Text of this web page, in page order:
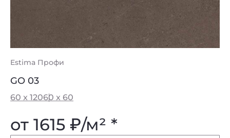
Estima Профи
GO 03
60 x 12060 x 60
от 1615 ₽/м² *